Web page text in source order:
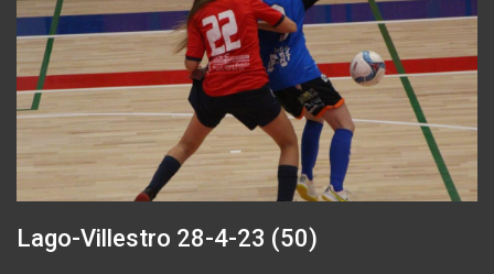
Lago-Villestro 28-4-23 (50)